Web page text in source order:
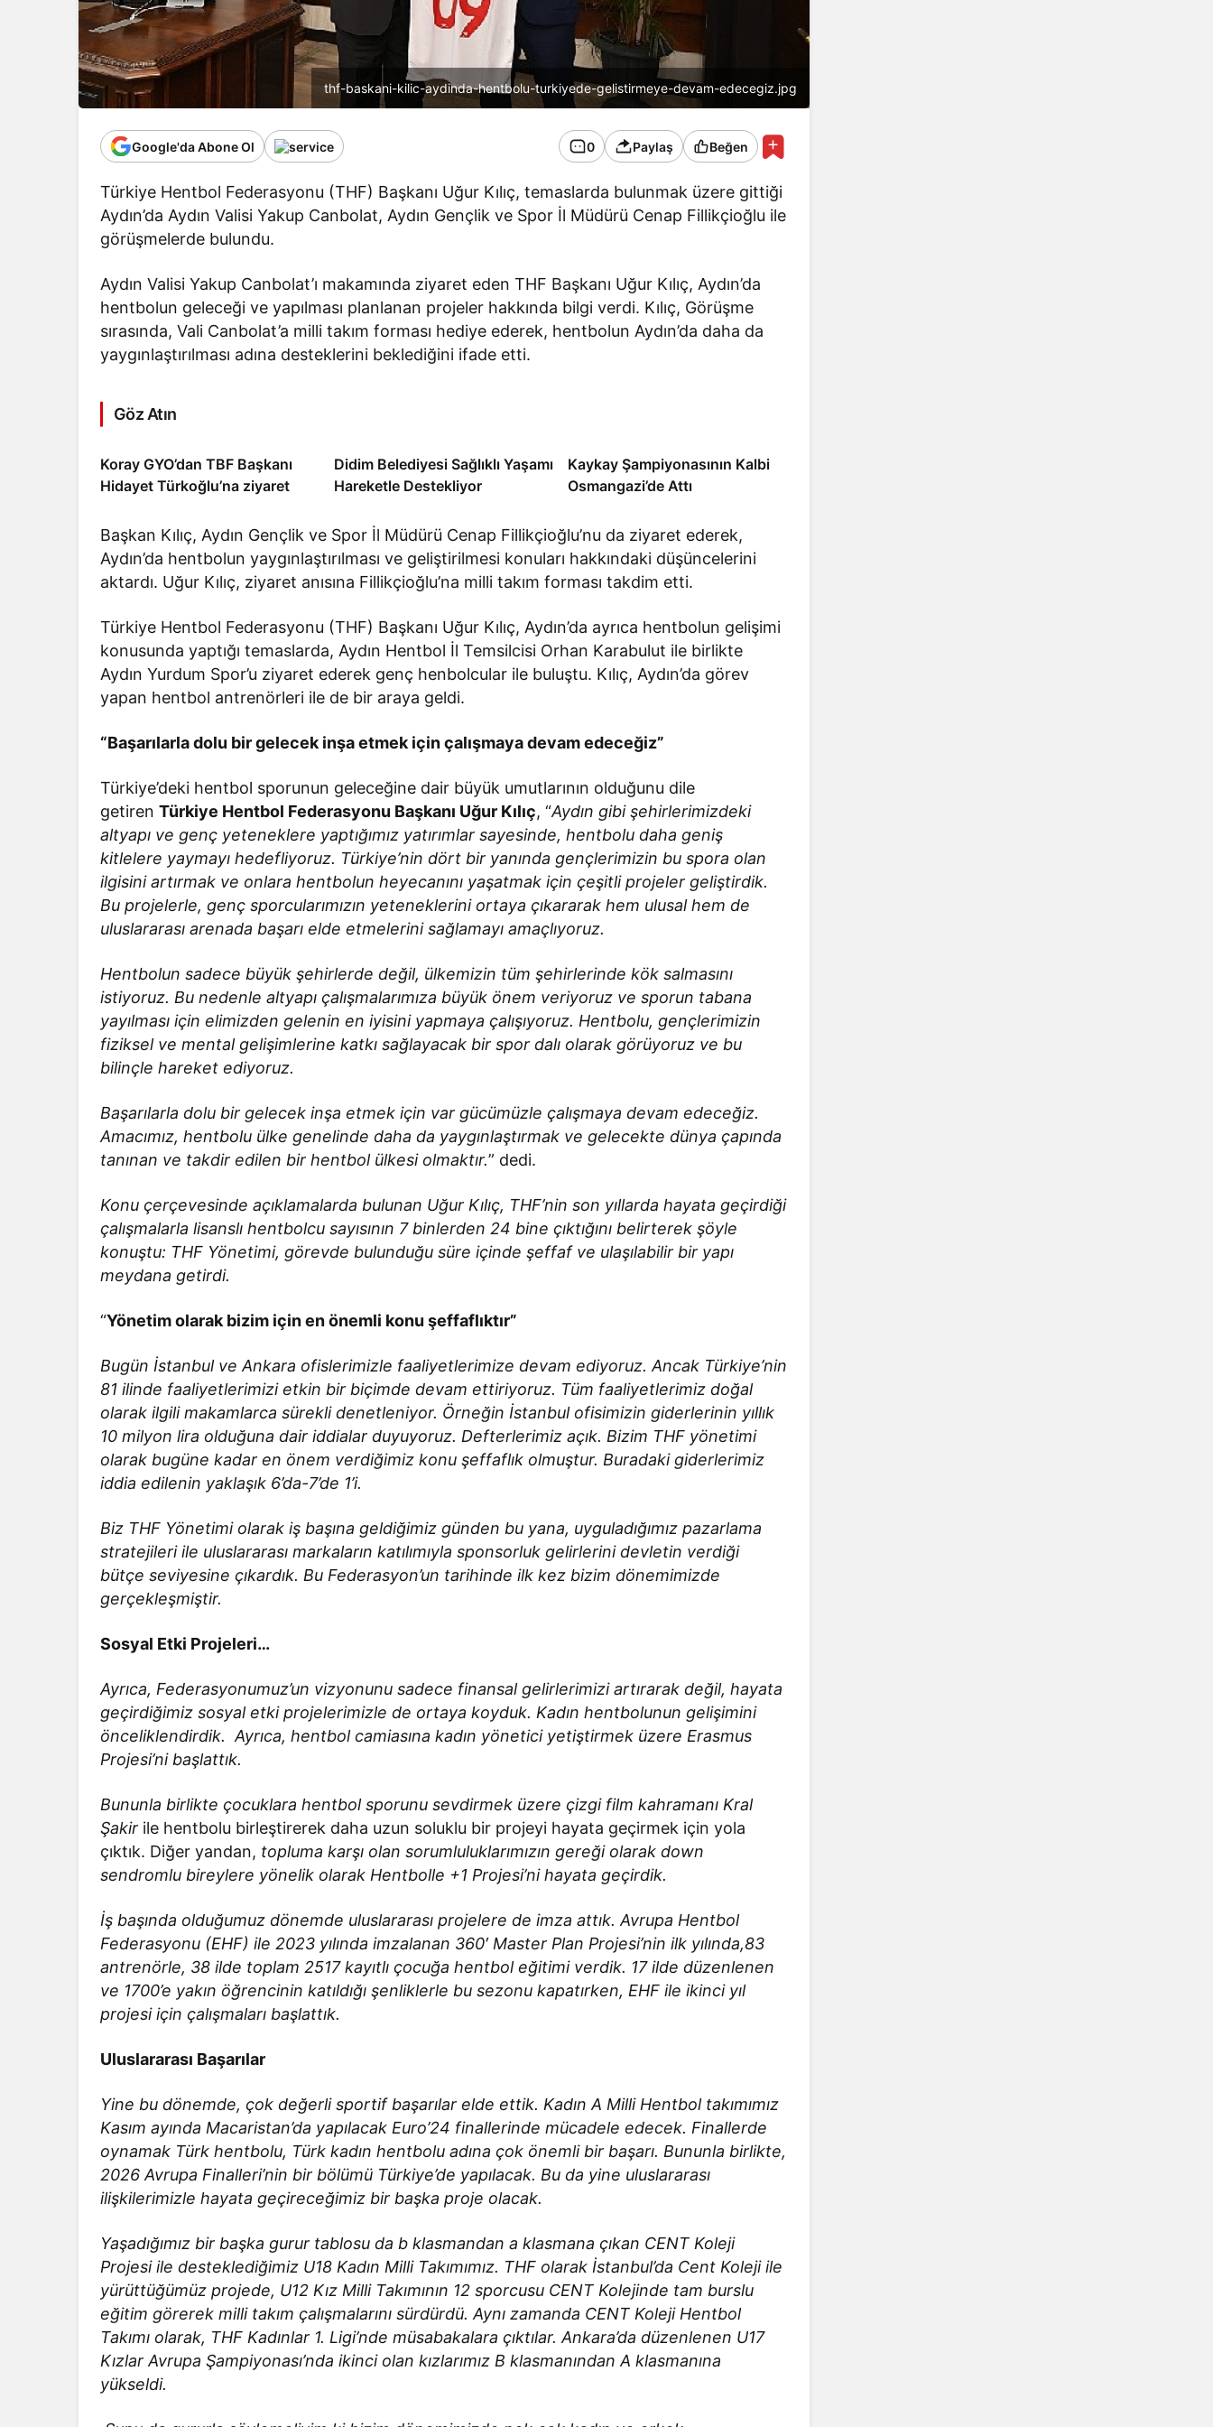
thf-baskani-kilic-aydinda-hentbolu-turkiyede-gelistirmeye-devam-edecegiz.jpg
Google'da Abone Ol 0 Paylaş Beğen
Türkiye Hentbol Federasyonu (THF) Başkanı Uğur Kılıç, temaslarda bulunmak üzere gittiği
Aydın’da Aydın Valisi Yakup Canbolat, Aydın Gençlik ve Spor İl Müdürü Cenap Fillikçioğlu ile
görüşmelerde bulundu.
Aydın Valisi Yakup Canbolat’ı makamında ziyaret eden THF Başkanı Uğur Kılıç, Aydın’da
hentbolun geleceği ve yapılması planlanan projeler hakkında bilgi verdi. Kılıç, Görüşme
sırasında, Vali Canbolat’a milli takım forması hediye ederek, hentbolun Aydın’da daha da
yaygınlaştırılması adına desteklerini beklediğini ifade etti.
Göz Atın
Koray GYO’dan TBF Başkanı
Hidayet Türkoğlu’na ziyaret
Didim Belediyesi Sağlıklı Yaşamı
Hareketle Destekliyor
Kaykay Şampiyonasının Kalbi
Osmangazi’de Attı
Başkan Kılıç, Aydın Gençlik ve Spor İl Müdürü Cenap Fillikçioğlu’nu da ziyaret ederek,
Aydın’da hentbolun yaygınlaştırılması ve geliştirilmesi konuları hakkındaki düşüncelerini
aktardı. Uğur Kılıç, ziyaret anısına Fillikçioğlu’na milli takım forması takdim etti.
Türkiye Hentbol Federasyonu (THF) Başkanı Uğur Kılıç, Aydın’da ayrıca hentbolun gelişimi
konusunda yaptığı temaslarda, Aydın Hentbol İl Temsilcisi Orhan Karabulut ile birlikte
Aydın Yurdum Spor’u ziyaret ederek genç henbolcular ile buluştu. Kılıç, Aydın’da görev
yapan hentbol antrenörleri ile de bir araya geldi.
“Başarılarla dolu bir gelecek inşa etmek için çalışmaya devam edeceğiz”
Türkiye’deki hentbol sporunun geleceğine dair büyük umutlarının olduğunu dile
getirenTürkiye Hentbol Federasyonu Başkanı Uğur Kılıç, “Aydın gibi şehirlerimizdeki
altyapı ve genç yeteneklere yaptığımız yatırımlar sayesinde, hentbolu daha geniş
kitlelere yaymayı hedefliyoruz. Türkiye’nin dört bir yanında gençlerimizin bu spora olan
ilgisini artırmak ve onlara hentbolun heyecanını yaşatmak için çeşitli projeler geliştirdik.
Bu projelerle, genç sporcularımızın yeteneklerini ortaya çıkararak hem ulusal hem de
uluslararası arenada başarı elde etmelerini sağlamayı amaçlıyoruz.
Hentbolun sadece büyük şehirlerde değil, ülkemizin tüm şehirlerinde kök salmasını
istiyoruz. Bu nedenle altyapı çalışmalarımıza büyük önem veriyoruz ve sporun tabana
yayılması için elimizden gelenin en iyisini yapmaya çalışıyoruz. Hentbolu, gençlerimizin
fiziksel ve mental gelişimlerine katkı sağlayacak bir spor dalı olarak görüyoruz ve bu
bilinçle hareket ediyoruz.
Başarılarla dolu bir gelecek inşa etmek için var gücümüzle çalışmaya devam edeceğiz.
Amacımız, hentbolu ülke genelinde daha da yaygınlaştırmak ve gelecekte dünya çapında
tanınan ve takdir edilen bir hentbol ülkesi olmaktır.” dedi.
Konu çerçevesinde açıklamalarda bulunan Uğur Kılıç, THF’nin son yıllarda hayata geçirdiği
çalışmalarla lisanslı hentbolcu sayısının 7 binlerden 24 bine çıktığını belirterek şöyle
konuştu: THF Yönetimi, görevde bulunduğu süre içinde şeffaf ve ulaşılabilir bir yapı
meydana getirdi.
“Yönetim olarak bizim için en önemli konu şeffaflıktır”
Bugün İstanbul ve Ankara ofislerimizle faaliyetlerimize devam ediyoruz. Ancak Türkiye’nin
81 ilinde faaliyetlerimizi etkin bir biçimde devam ettiriyoruz. Tüm faaliyetlerimiz doğal
olarak ilgili makamlarca sürekli denetleniyor. Örneğin İstanbul ofisimizin giderlerinin yıllık
10 milyon lira olduğuna dair iddialar duyuyoruz. Defterlerimiz açık. Bizim THF yönetimi
olarak bugüne kadar en önem verdiğimiz konu şeffaflık olmuştur. Buradaki giderlerimiz
iddia edilenin yaklaşık 6’da-7’de 1’i.
Biz THF Yönetimi olarak iş başına geldiğimiz günden bu yana, uyguladığımız pazarlama
stratejileri ile uluslararası markaların katılımıyla sponsorluk gelirlerini devletin verdiği
bütçe seviyesine çıkardık. Bu Federasyon’un tarihinde ilk kez bizim dönemimizde
gerçekleşmiştir.
Sosyal Etki Projeleri…
Ayrıca, Federasyonumuz’un vizyonunu sadece finansal gelirlerimizi artırarak değil, hayata
geçirdiğimiz sosyal etki projelerimizle de ortaya koyduk. Kadın hentbolunun gelişimini
önceliklendirdik. Ayrıca, hentbol camiasına kadın yönetici yetiştirmek üzere Erasmus
Projesi’ni başlattık.
Bununla birlikte çocuklara hentbol sporunu sevdirmek üzere çizgi film kahramanı Kral
Şakir ile hentbolu birleştirerek daha uzun soluklu bir projeyi hayata geçirmek için yola
çıktık. Diğer yandan, topluma karşı olan sorumluluklarımızın gereği olarak down
sendromlu bireylere yönelik olarak Hentbolle +1 Projesi’ni hayata geçirdik.
İş başında olduğumuz dönemde uluslararası projelere de imza attık. Avrupa Hentbol
Federasyonu (EHF) ile 2023 yılında imzalanan 360′ Master Plan Projesi’nin ilk yılında,83
antrenörle, 38 ilde toplam 2517 kayıtlı çocuğa hentbol eğitimi verdik. 17 ilde düzenlenen
ve 1700’e yakın öğrencinin katıldığı şenliklerle bu sezonu kapatırken, EHF ile ikinci yıl
projesi için çalışmaları başlattık.
Uluslararası Başarılar
Yine bu dönemde, çok değerli sportif başarılar elde ettik. Kadın A Milli Hentbol takımımız
Kasım ayında Macaristan’da yapılacak Euro’24 finallerinde mücadele edecek. Finallerde
oynamak Türk hentbolu, Türk kadın hentbolu adına çok önemli bir başarı. Bununla birlikte,
2026 Avrupa Finalleri’nin bir bölümü Türkiye’de yapılacak. Bu da yine uluslararası
ilişkilerimizle hayata geçireceğimiz bir başka proje olacak.
Yaşadığımız bir başka gurur tablosu da b klasmandan a klasmana çıkan CENT Koleji
Projesi ile desteklediğimiz U18 Kadın Milli Takımımız. THF olarak İstanbul’da Cent Koleji ile
yürüttüğümüz projede, U12 Kız Milli Takımının 12 sporcusu CENT Kolejinde tam burslu
eğitim görerek milli takım çalışmalarını sürdürdü. Aynı zamanda CENT Koleji Hentbol
Takımı olarak, THF Kadınlar 1. Ligi’nde müsabakalara çıktılar. Ankara’da düzenlenen U17
Kızlar Avrupa Şampiyonası’nda ikinci olan kızlarımız B klasmanından A klasmanına
yükseldi.